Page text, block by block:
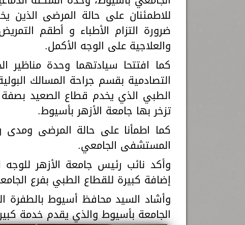
للاطمئنان على حالة المرضى الذين
ضرورة التزام الأطباء و أطقم
والعلاجية على الوجه الأكمل.
كما افتتحا سيادتهما وحدة
التصادمية بقسم جراحة المسالك
الطبي الذي يخدم قطاع الصعيد
تزخر بها جامعة الأزهر بأسيوط.
كما اطمأنا على حالة المرضى
المستشفى الجامعي.
وأكد نائب رئيس جامعة الأزهر
إضافة كبيرة للقطاع الطبي بفرع
وأشاد السيد محافظ أسيوط بالطفرة
الجامعة بأسيوط والذي يقدم خدمة